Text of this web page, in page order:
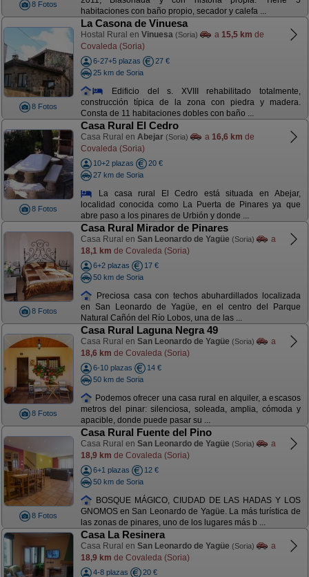
8 Fotos
habitaciones con baño propio, secador y calefa ...
8 Fotos
La Casona de Vinuesa
Hostal Rural en Vinuesa (Soria) a 15,5 km de
Covaleda (Soria)
6-27+5 plazas
27 €
25 km de Soria
Edificio del s. XVIII rehabilitado totalmente,
construcción típica de la zona con piedra y madera.
Consta de 11 habitaciones dobles con baño ...
8 Fotos
Casa Rural El Cedro
Casa Rural en Abejar (Soria) a 16,6 km de
Covaleda (Soria)
10+2 plazas
20 €
27 km de Soria
La casa rural El Cedro está situada en Abejar,
localidad conocida como La Puerta de Pinares ya que
abre paso a los pinares de Urbión y donde ...
8 Fotos
Casa Rural Mirador de Pinares
Casa Rural en San Leonardo de Yagüe (Soria)
a
18,1 km de Covaleda (Soria)
6+2 plazas
17 €
50 km de Soria
Preciosa casa con techos abuhardillados localizada
en San Leonardo de Yagüe, en el centro del Parque
Natural Cañón del Río Lobos, una de las ...
8 Fotos
Casa Rural Laguna Negra 49
Casa Rural en San Leonardo de Yagüe (Soria)
a
18,6 km de Covaleda (Soria)
6-10 plazas
14 €
50 km de Soria
Podemos ofrecer una casa rural en alquiler, a escasos
metros del pinar: silenciosa, soleada, amplia, cómoda y
apacible, donde puede pasar su ...
8 Fotos
Casa Rural Fuente del Pino
Casa Rural en San Leonardo de Yagüe (Soria)
a
18,9 km de Covaleda (Soria)
6+1 plazas
12 €
50 km de Soria
BOSQUE MÁGICO, CIUDAD DE LAS HADAS Y LOS
GNOMOS en San Leonardo de Yagüe. La más turística de
las zonas de pinares, uno de los lugares más b ...
Casa La Resinera
Casa Rural en San Leonardo de Yagüe (Soria)
a
18,9 km de Covaleda (Soria)
4-8 plazas
20 €